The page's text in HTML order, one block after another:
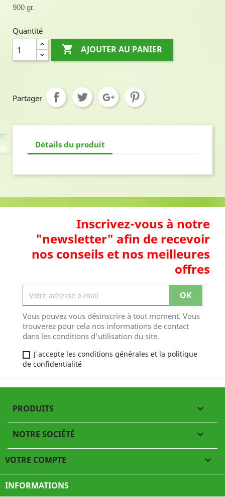
900 gr.
Quantité
 AJOUTER AU PANIER
Partager
Détails du produit
Inscrivez-vous à notre
"newsletter" afin de recevoir
nos conseils et nos meilleures
offres
Vous pouvez vous désinscrire à tout moment. Vous
trouverez pour cela nos informations de contact
dans les conditions d'utilisation du site.
J'accepte les conditions générales et la politique
de confidentialité
PRODUITS 
NOTRE SOCIÉTÉ 
VOTRE COMPTE 
INFORMATIONS